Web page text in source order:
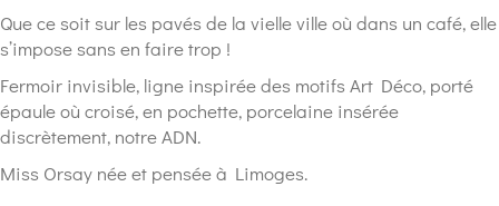
Que ce soit sur les pavés de la vielle ville où dans un café, elle
s’impose sans en faire trop !
Fermoir invisible, ligne inspirée des motifs Art Déco, porté
épaule où croisé, en pochette, porcelaine insérée
discrètement, notre ADN.
Miss Orsay née et pensée à Limoges.